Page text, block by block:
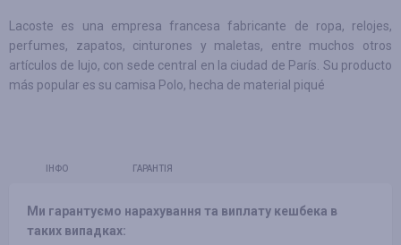
Lacoste es una empresa francesa fabricante de ropa, relojes,
perfumes, zapatos, cinturones y maletas, entre muchos otros
artículos de lujo, con sede central en la ciudad de París. Su producto
más popular es su camisa Polo, hecha de material piqué
ІНФО ГАРАНТІЯ
Ми гарантуємо нарахування та виплату кешбека в
таких випадках: